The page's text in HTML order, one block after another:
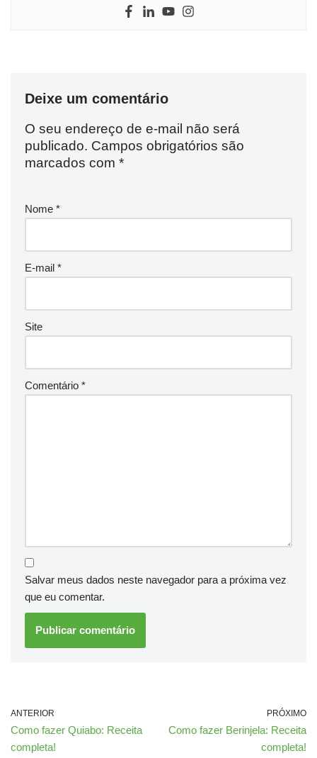
Deixe um comentário
O seu endereço de e-mail não será
publicado. Campos obrigatórios são
marcados com *
Nome *
E-mail *
Site
Comentário *
Salvar meus dados neste navegador para a próxima vez
que eu comentar.
ANTERIOR
Como fazer Quiabo: Receita
completa!
PRÓXIMO
Como fazer Berinjela: Receita
completa!